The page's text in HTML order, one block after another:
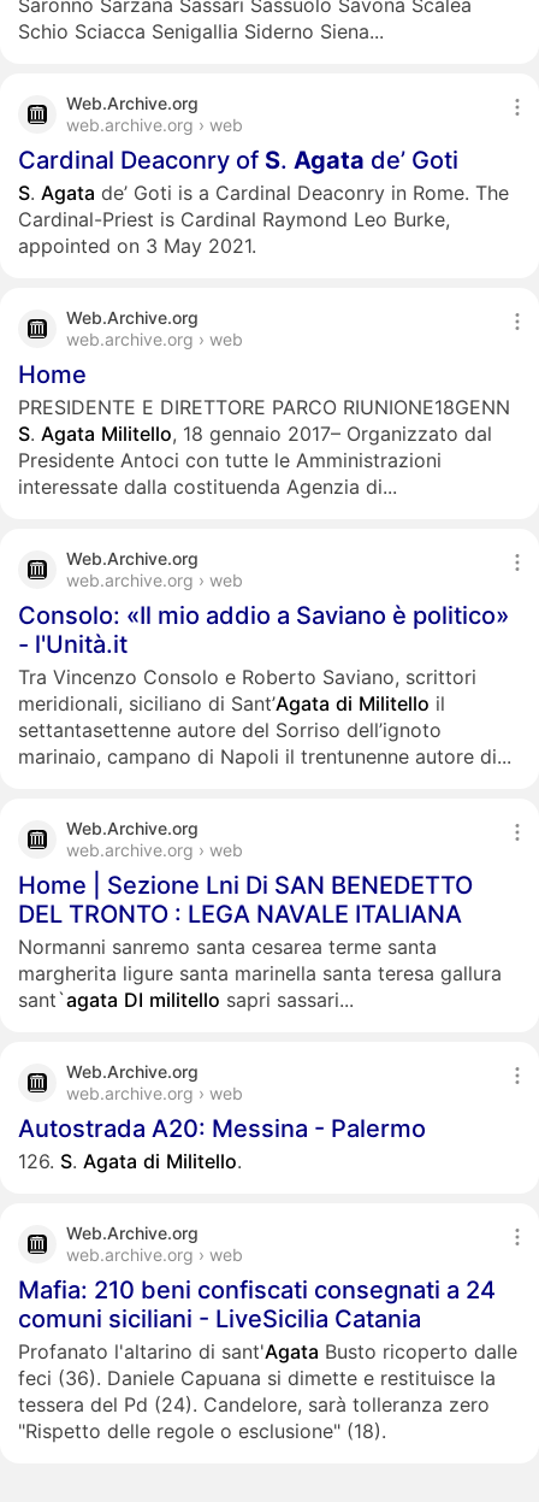
Saronno Sarzana Sassari Sassuolo Savona Scalea
Schio Sciacca Senigallia Siderno Siena...
Web.Archive.org
web.archive.org › web
Cardinal Deaconry of S. Agata de’ Goti
S. Agata de’ Goti is a Cardinal Deaconry in Rome. The
Cardinal-Priest is Cardinal Raymond Leo Burke,
appointed on 3 May 2021.
Web.Archive.org
web.archive.org › web
Home
PRESIDENTE E DIRETTORE PARCO RIUNIONE18GENN
S. Agata Militello, 18 gennaio 2017– Organizzato dal
Presidente Antoci con tutte le Amministrazioni
interessate dalla costituenda Agenzia di...
Web.Archive.org
web.archive.org › web
Consolo: «Il mio addio a Saviano è politico»
- l'Unità.it
Tra Vincenzo Consolo e Roberto Saviano, scrittori
meridionali, siciliano di Sant’Agata di Militello il
settantasettenne autore del Sorriso dell’ignoto
marinaio, campano di Napoli il trentunenne autore di...
Web.Archive.org
web.archive.org › web
Home | Sezione Lni Di SAN BENEDETTO
DEL TRONTO : LEGA NAVALE ITALIANA
Normanni sanremo santa cesarea terme santa
margherita ligure santa marinella santa teresa gallura
sant`agata DI militello sapri sassari...
Web.Archive.org
web.archive.org › web
Autostrada A20: Messina - Palermo
126. S. Agata di Militello.
Web.Archive.org
web.archive.org › web
Mafia: 210 beni confiscati consegnati a 24
comuni siciliani - LiveSicilia Catania
Profanato l'altarino di sant'Agata Busto ricoperto dalle
feci (36). Daniele Capuana si dimette e restituisce la
tessera del Pd (24). Candelore, sarà tolleranza zero
"Rispetto delle regole o esclusione" (18).